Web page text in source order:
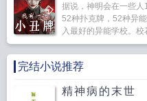
据说，神明会在一些人
52种扑克牌，52种异
入最好的异能学校。
代我爹有方块J，能无
完结小说推荐
精神病的末世